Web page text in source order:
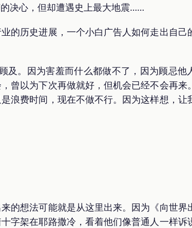
决心，但却遭遇史上最大地震……
的历史进展，一个小白广告人如何走出自己
及。因为害羞而什么都做不了，因为顾忌他
曾以为下次再做就好，但机会已经不会再来
浪费时间，现在不做不行。因为这样想，让
的想法可能就是从这里出来。因为《向世界
字架在耶路撒冷，看着他们像普通人一样诉